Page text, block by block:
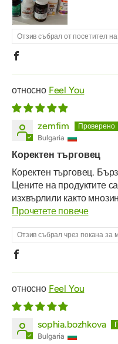
Отзив събрал от посетител
Feel You
zemfim
Bulgaria
Коректен търговец
Коректен търговец.
Цените на продуктите
изхвърлили както
Прочетете повече
Отзив събрал чрез покана за
Feel You
sophia.bozhkova
Bulgaria